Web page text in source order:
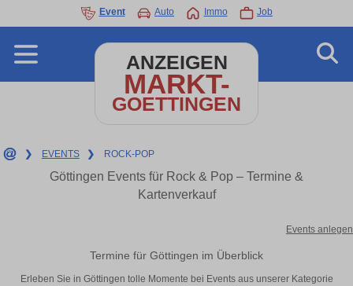
Event Auto Immo Job
ANZEIGEN
MARKT-
GOETTINGEN
❯ EVENTS ❯ ROCK-POP
Göttingen Events für Rock & Pop – Termine &
Kartenverkauf
Events anlegen
Termine für Göttingen im Überblick
Erleben Sie in Göttingen tolle Momente bei Events aus unserer Kategorie